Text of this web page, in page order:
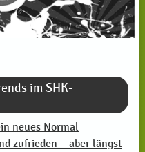
im SHK-
neues Normal
zufrieden – aber längst